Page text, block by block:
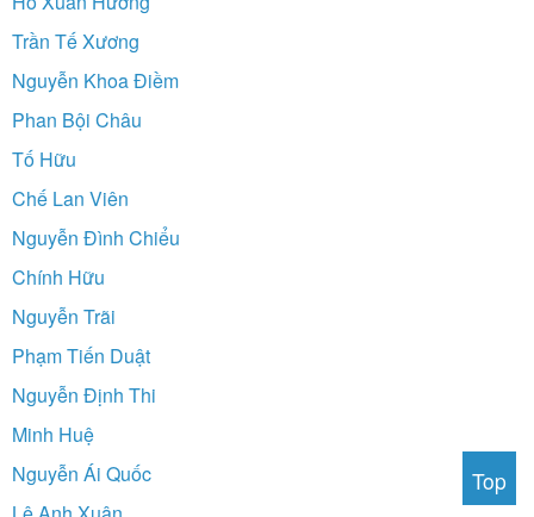
Trần Tế Xương
Nguyễn Khoa Điềm
Phan Bội Châu
Tố Hữu
Chế Lan Viên
Nguyễn Đình Chiểu
Chính Hữu
Nguyễn Trãi
Phạm Tiến Duật
Nguyễn Định Thi
Minh Huệ
Nguyễn Ái Quốc
Top